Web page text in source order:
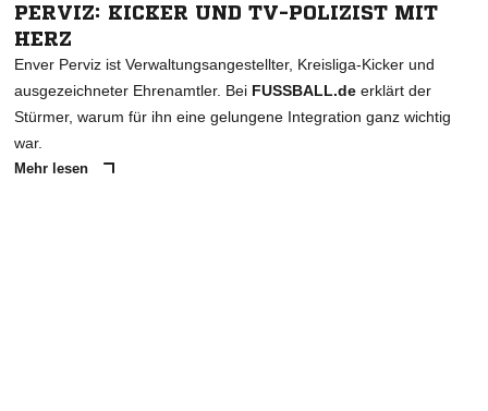
PERVIZ: KICKER UND TV-POLIZIST MIT
HERZ
Enver Perviz ist Verwaltungsangestellter, Kreisliga-Kicker und
ausgezeichneter Ehrenamtler. Bei FUSSBALL.de erklärt der
Stürmer, warum für ihn eine gelungene Integration ganz wichtig
war.
Mehr lesen